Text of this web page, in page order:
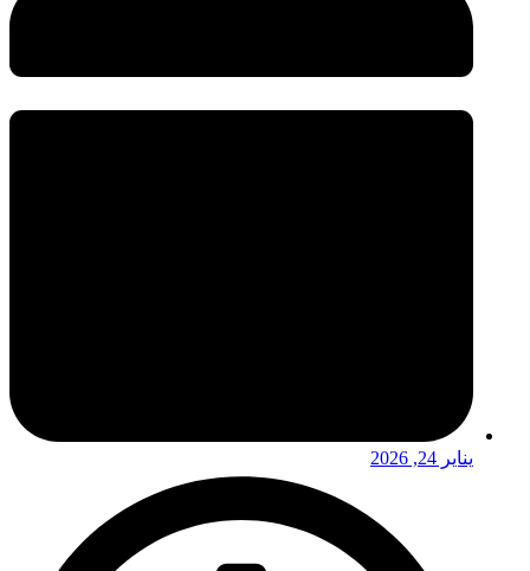
يناير 24, 2026